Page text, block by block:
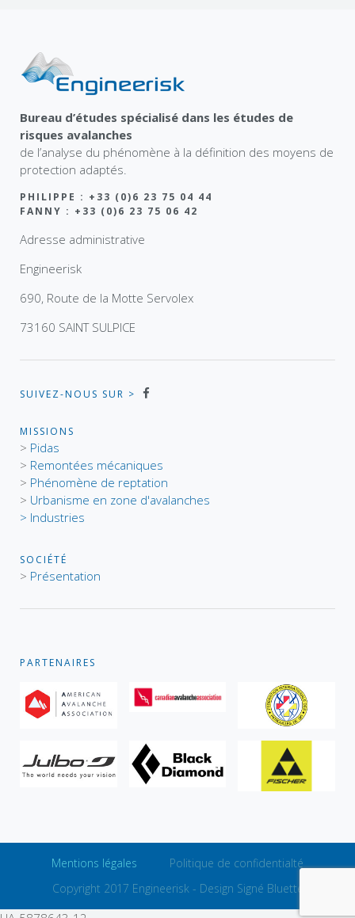
Bureau d’études spécialisé dans les études de
risques avalanches
de l’analyse du phénomène à la définition des moyens de
protection adaptés.
PHILIPPE : +33 (0)6 23 75 04 44
FANNY : +33 (0)6 23 75 06 42
Adresse administrative
Engineerisk
690, Route de la Motte Servolex
73160 SAINT SULPICE
SUIVEZ-NOUS SUR >
MISSIONS
> Pidas
> Remontées mécaniques
> Phénomène de reptation
> Urbanisme en zone d'avalanches
> Industries
SOCIÉTÉ
> Présentation
PARTENAIRES
Mentions légales
Politique de confidentialté
Copyright 2017 Engineerisk - Design Signé Bluette